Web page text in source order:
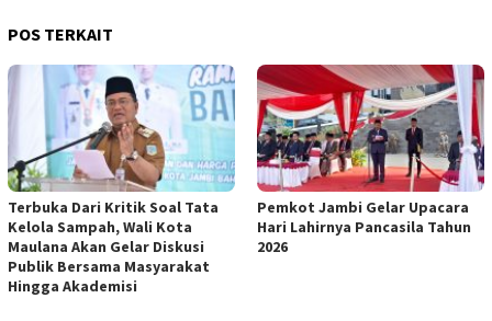
POS TERKAIT
Terbuka Dari Kritik Soal Tata
Kelola Sampah, Wali Kota
Maulana Akan Gelar Diskusi
Publik Bersama Masyarakat
Hingga Akademisi
Pemkot Jambi Gelar Upacara
Hari Lahirnya Pancasila Tahun
2026